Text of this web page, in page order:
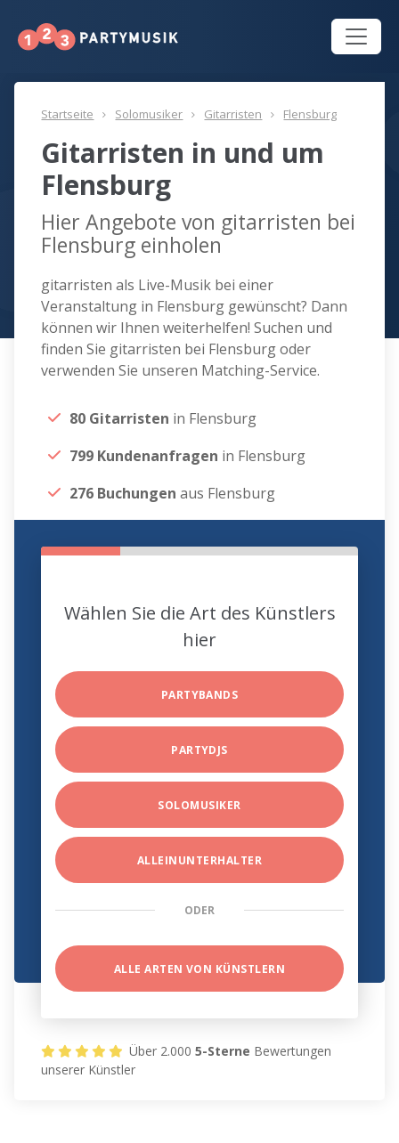
Startseite Solomusiker Gitarristen Flensburg
Gitarristen in und um
Flensburg
Hier Angebote von gitarristen bei
Flensburg einholen
gitarristen als Live-Musik bei einer
Veranstaltung in Flensburg gewünscht? Dann
können wir Ihnen weiterhelfen! Suchen und
finden Sie gitarristen bei Flensburg oder
verwenden Sie unseren Matching-Service.
80 Gitarristen in Flensburg
799 Kundenanfragen in Flensburg
276 Buchungen aus Flensburg
Wählen Sie die Art des Künstlers
hier
PARTYBANDS
PARTYDJS
SOLOMUSIKER
ALLEINUNTERHALTER
ODER
ALLE ARTEN VON KÜNSTLERN
Über 2.0005-Sterne Bewertungen
unserer Künstler